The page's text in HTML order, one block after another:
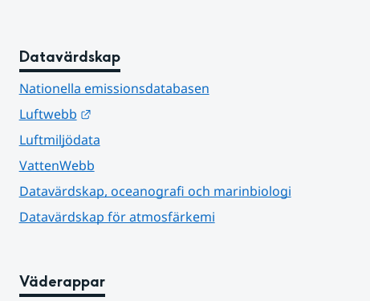
Datavärdskap
Nationella emissionsdatabasen
Luftwebb
Länk till annan webbplats.
Luftmiljödata
VattenWebb
Datavärdskap, oceanografi och marinbiologi
Datavärdskap för atmosfärkemi
Väderappar